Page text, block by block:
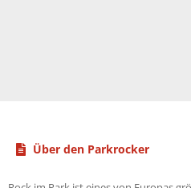
Über den Parkrocker